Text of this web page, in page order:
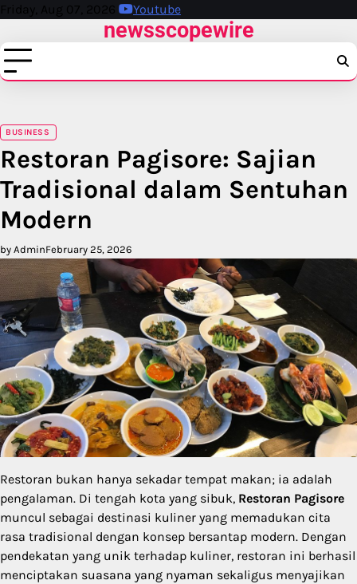
Skip
content
Friday, Aug 07, 2026 Youtube
newsscopewire
BUSINESS
Restoran Pagisore: Sajian
Tradisional dalam Sentuhan
Modern
by AdminFebruary 25, 2026
Restoran bukan hanya sekadar tempat makan; ia adalah
pengalaman. Di tengah kota yang sibuk, Restoran Pagisore
muncul sebagai destinasi kuliner yang memadukan cita
rasa tradisional dengan konsep bersantap modern. Dengan
pendekatan yang unik terhadap kuliner, restoran ini berhasil
menciptakan suasana yang nyaman sekaligus menyajikan